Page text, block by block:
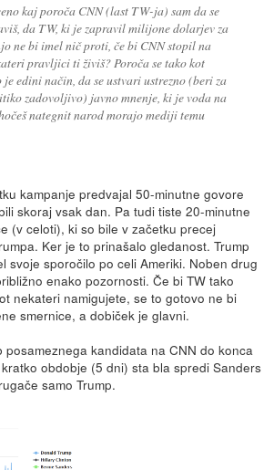
kaj poroča CNN (last TW-ja) sam da se
da TW, ki je zapravil milijone dolarjev za
ne bi imel nič proti, če bi CNN stopil na
pravljici ti živiš? Poroča se tako kot
je edini način, da se ustvari ustrezno (beri za
zadovoljivo) javno mnenje, ki je voda na
nategnit narod morajo mediji temu
kampanje predvajal 50-minutne govore
skoraj vsak dan. Pa tudi tiste 20-minutne
(v celoti), ki so bile v začetku precej
Ker je to prinašalo gledanost. Trump
svoje sporočilo po celi Ameriki. Noben drug
enako pozornosti. Če bi TW tako
nekateri namigujete, se to gotovo ne bi
smernice, a dobiček je glavni.
posameznega kandidata na CNN do konca
obdobje (5 dni) sta bla spredi Sanders
samo Trump.